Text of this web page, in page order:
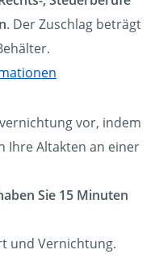
. Der Zuschlag beträgt
vor, indem
Ihre Altakten an einer
Sie 15 Minuten
und Vernichtung.